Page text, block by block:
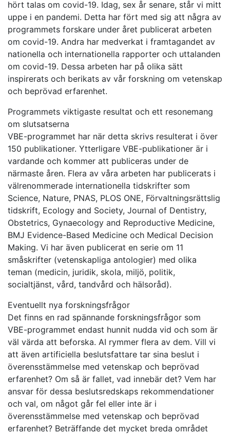
hört talas om covid-19. Idag, sex år senare, står vi mitt
uppe i en pandemi. Detta har fört med sig att några av
programmets forskare under året publicerat arbeten
om covid-19. Andra har medverkat i framtagandet av
nationella och internationella rapporter och uttalanden
om covid-19. Dessa arbeten har på olika sätt
inspirerats och berikats av vår forskning om vetenskap
och beprövad erfarenhet.
Programmets viktigaste resultat och ett resonemang
om slutsatserna
VBE-programmet har när detta skrivs resulterat i över
150 publikationer. Ytterligare VBE-publikationer är i
vardande och kommer att publiceras under de
närmaste åren. Flera av våra arbeten har publicerats i
välrenommerade internationella tidskrifter som
Science, Nature, PNAS, PLOS ONE, Förvaltningsrättslig
tidskrift, Ecology and Society, Journal of Dentistry,
Obstetrics, Gynaecology and Reproductive Medicine,
BMJ Evidence-Based Medicine och Medical Decision
Making. Vi har även publicerat en serie om 11
småskrifter (vetenskapliga antologier) med olika
teman (medicin, juridik, skola, miljö, politik,
socialtjänst, vård, tandvård och hälsoråd).
Eventuellt nya forskningsfrågor
Det finns en rad spännande forskningsfrågor som
VBE-programmet endast hunnit nudda vid och som är
väl värda att beforska. AI rymmer flera av dem. Vill vi
att även artificiella beslutsfattare tar sina beslut i
överensstämmelse med vetenskap och beprövad
erfarenhet? Om så är fallet, vad innebär det? Vem har
ansvar för dessa beslutsredskaps rekommendationer
och val, om något går fel eller inte är i
överensstämmelse med vetenskap och beprövad
erfarenhet? Beträffande det mycket breda området